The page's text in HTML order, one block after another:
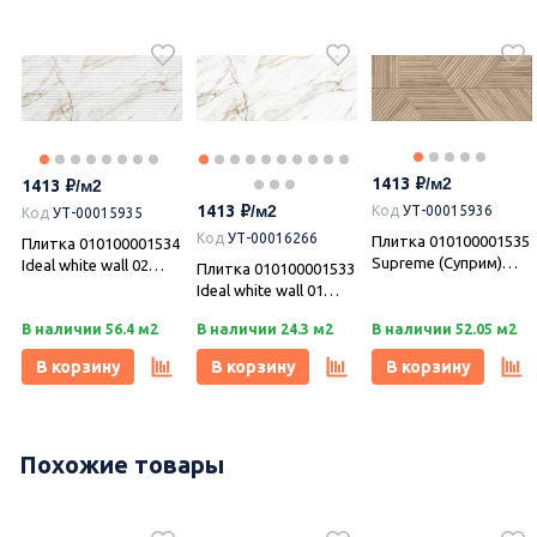
1413
Код УТ-00015935
Плитка 010100001534
Ideal white wall 02
В наличии 56.4 м2
В корзину
1413
Код УТ-00016266
Плитка 010100001533
Ideal white wall 01
Ceramica
В наличии 24.3 м2
В корзину
1413
Код УТ-00015936
Плитка 010100001535
Supreme (Суприм)
В наличии 52.05 м2
В корзину
Похожие товары